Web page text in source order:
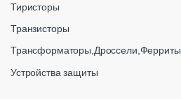
Тиристоры
Транзисторы
Трансформаторы,Дроссели,Ферриты
Устройства защиты